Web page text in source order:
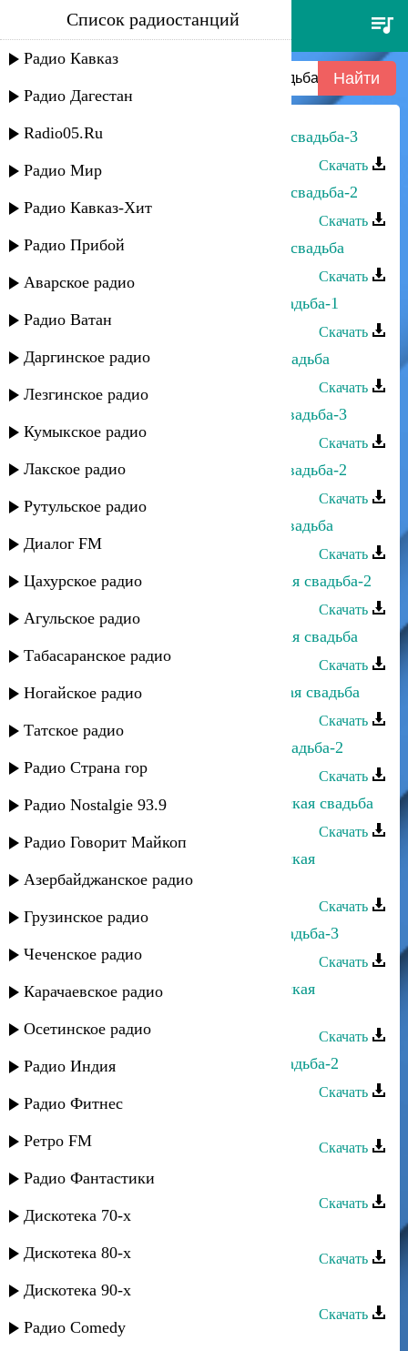
захар гилядов - горско-
еврейская свадьба
Список радиостанций
Радио Кавказ
Радио Дагестан
Radio05.Ru
Радио Мир
Радио Кавказ-Хит
Радио Прибой
Аварское радио
Радио Ватан
Даргинское радио
Лезгинское радио
Кумыкское радио
Лакское радио
Рутульское радио
Диалог FM
Цахурское радио
Агульское радио
Табасаранское радио
Ногайское радио
Татское радио
Радио Страна гор
Радио Nostalgie 93.9
Радио Говорит Майкоп
Азербайджанское радио
Грузинское радио
Чеченское радио
Карачаевское радио
Осетинское радио
Радио Индия
Радио Фитнес
Ретро FM
Радио Фантастики
Дискотека 70-х
Дискотека 80-х
Дискотека 90-х
Радио Comedy
Захар Гилядов - Горско-Еврейская свадьба-3
Скачать
Захар Гилядов - Горско-Еврейская свадьба-2
Скачать
Захар Гилядов - Горско-Еврейская свадьба
Скачать
Хава Долев - Горско-Еврейская свадьба-1
Скачать
Сеня Рабаев - Горско-Еврейская свадьба
Скачать
Сарит Юсеф - Горско-Еврейская свадьба-3
Скачать
Сарит Юсеф - Горско-Еврейская свадьба-2
Скачать
Сарит Юсеф - Горско-Еврейская свадьба
Скачать
Йоси бен Йохай - Горско-Еврейская свадьба-2
Скачать
Йоси бен Йохай - Горско-Еврейская свадьба
Скачать
Виталий Савиев - Горско-Еврейская свадьба
Скачать
Сеня Рабаев - Горско-Еврейская свадьба-2
Скачать
Сергей Ильясафов - Горско-Еврейская свадьба
Скачать
Сергей Ильясафов - Горско-Еврейская
свадьба-2
Скачать
Хава Долев - Горско-Еврейская свадьба-3
Скачать
Сергей Ильясафов - Горско-Еврейская
Скачать
Хава Долев - Горско-Еврейская свадьба-2
Скачать
Скачать
Захар Гилядов - Нальчик
Скачать
Скачать
Захар Рафаилов - Свадьба
Скачать
Захар Гилядов - Солдат